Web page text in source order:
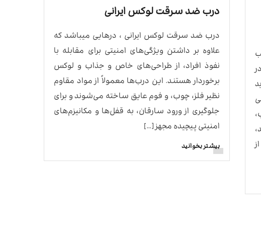
درب ضد سرقت لوکس ایرانی
درب ضد سرقت لوکس ایرانی ، درهایی میباشد که
علاوه بر داشتن ویژگی‌های امنیتی برای مقابله با
نفوذ افراد، از طراحی‌های خاص و جذاب و لوکس
برخوردار هستند. این درب‌ها معمولاً از مواد مقاوم
نظیر فلز، چوب، و فوم عایق ساخته می‌شوند و برای
جلوگیری از ورود سارقان، به قفل‌ها و مکانیزم‌های
امنیتی پیچیده مجهز […]
بیشتر بخوانید